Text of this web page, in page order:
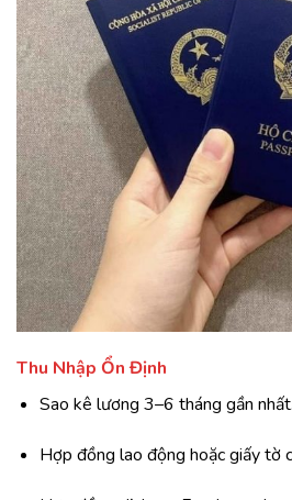
Thu Nhập Ổn Định
Sao kê lương 3–6 tháng gần nhất.
Hợp đồng lao động hoặc giấy tờ